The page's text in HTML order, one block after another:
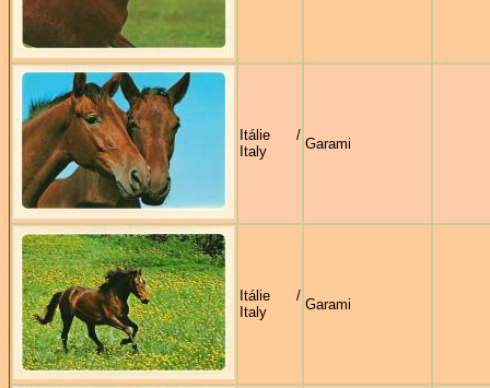
Itálie /
Italy
Garami
Itálie /
Italy
Garami